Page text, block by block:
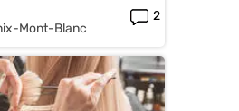
Mont-Blanc
2